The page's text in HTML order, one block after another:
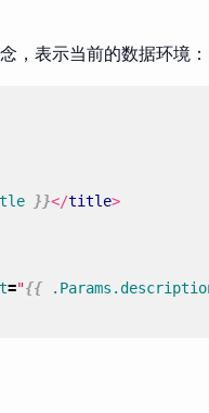
，表示当前的数据环境：
}}</title>
="{{